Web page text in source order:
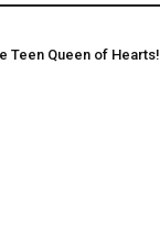
Teen Queen of Hearts!